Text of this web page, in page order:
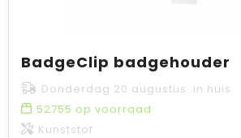
BadgeClip badgehouder
Donderdag 20 augustus in huis
52755 op voorraad
Kunststof